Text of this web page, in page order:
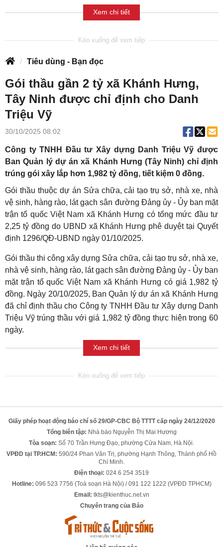
Xem chi tiết
Tiêu dùng - Bạn đọc
Gói thầu gần 2 tỷ xã Khánh Hưng,
Tây Ninh được chỉ định cho Danh
Triệu Vỹ
30/10/2025 08:02
Công ty TNHH Đầu tư Xây dựng Danh Triệu Vỹ được
Ban Quản lý dự án xã Khánh Hưng (Tây Ninh) chỉ định
trúng gói xây lắp hơn 1,982 tỷ đồng, tiết kiệm 0 đồng.
Gói thầu thuộc dự án Sửa chữa, cải tạo trụ sở, nhà xe, nhà
vệ sinh, hàng rào, lát gạch sân đường Đảng ủy - Ủy ban mặt
trận tổ quốc Việt Nam xã Khánh Hưng có tổng mức đầu tư
2,25 tỷ đồng do UBND xã Khánh Hưng phê duyệt tại Quyết
định 1296/QĐ-UBND ngày 01/10/2025.
Gói thầu thi công xây dựng Sửa chữa, cải tạo trụ sở, nhà xe,
nhà vệ sinh, hàng rào, lát gạch sân đường Đảng ủy - Ủy ban
mặt trận tổ quốc Việt Nam xã Khánh Hưng có giá 1,982 tỷ
đồng. Ngày 20/10/2025, Ban Quản lý dự án xã Khánh Hưng
đã chỉ định thầu cho Công ty TNHH Đầu tư Xây dựng Danh
Triệu Vỹ trúng thầu với giá 1,982 tỷ đồng thực hiện trong 60
ngày.
Xem chi tiết
Giấy phép hoạt động báo chí số 29/GP-CBC Bộ TTTT cấp ngày 24/12/2020
Tổng biên tập: Nhà báo Nguyễn Thị Mai Hương
Tòa soạn: Số 70 Trần Hưng Đạo, phường Cửa Nam, Hà Nội.
VPĐD tại TP.HCM: 590/24 Phan Văn Trị, phường Hạnh Thông, Thành phố Hồ
Chí Minh.
Điện thoại: 024 6 254 3519
Hotline: 096 523 7756 (Toà soạn Hà Nội) / 091 122 1222 (VPĐD TPHCM)
Email: tkts@kienthuc.net.vn
Chuyên trang của Báo